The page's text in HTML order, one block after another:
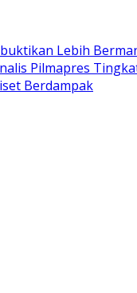
Lebih
Pilmapres
Berdampak